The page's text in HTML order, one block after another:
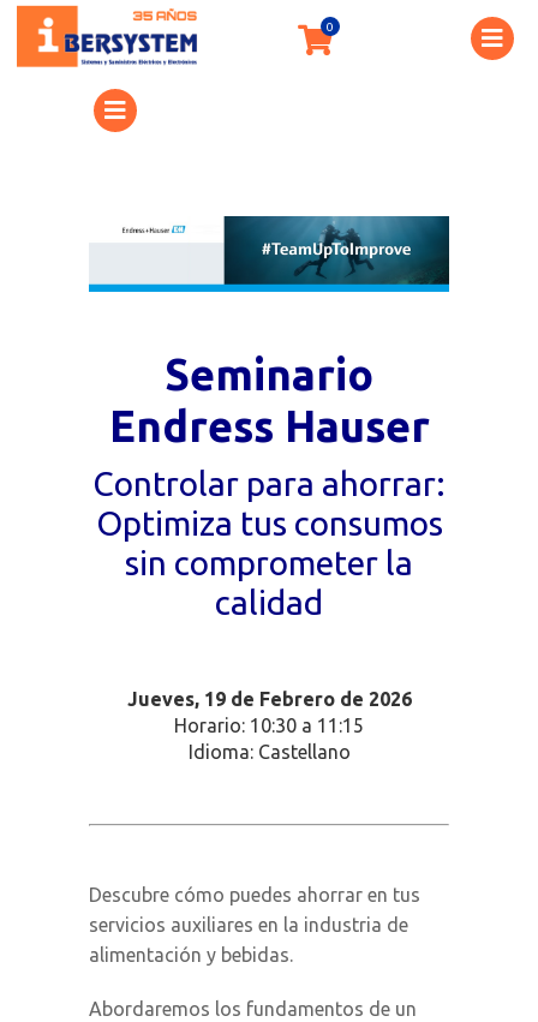
Seminario
Endress Hauser
Controlar para ahorrar:
Optimiza tus consumos
sin comprometer la
calidad
Jueves, 19de Febrero de 2026
Horario: 10:30 a 11:15
Idioma: Castellano
Descubre cómo puedes ahorrar en tus
servicios auxiliares en la industria de
alimentación y bebidas.
Abordaremos los fundamentos de un